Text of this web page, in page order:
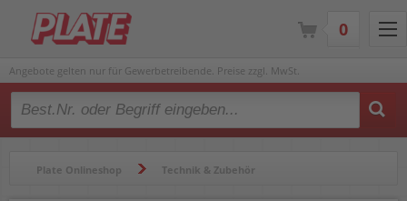
Angebote gelten nur für Gewerbetreibende. Preise zzgl. MwSt.
Type 2 or more characters for results.
Plate Onlineshop Technik & Zubehör
0